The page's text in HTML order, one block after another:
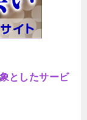
としたサービ